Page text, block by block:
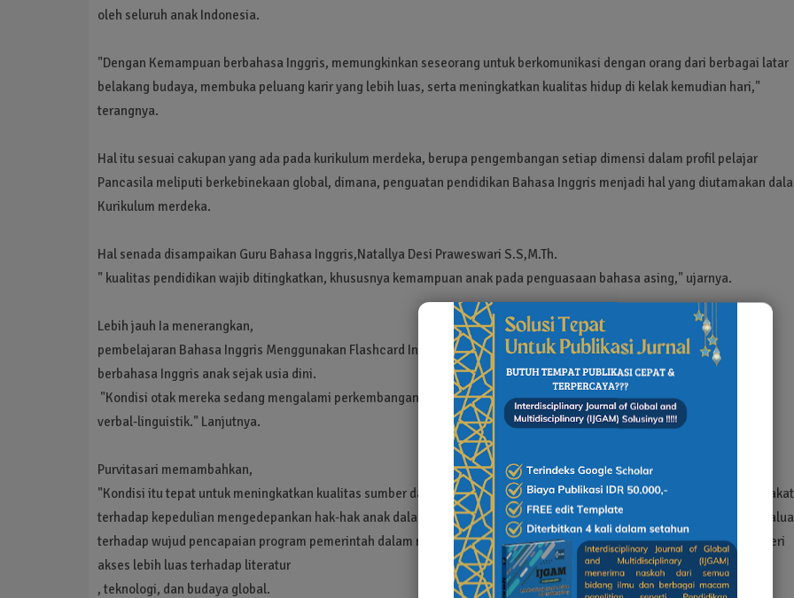
oleh seluruh anak Indonesia.
"Dengan Kemampuan berbahasa Inggris, memungkinkan seseorang untuk berkomunikasi dengan orang dari berbagai latar
belakang budaya, membuka peluang karir yang lebih luas, serta meningkatkan kualitas hidup di kelak kemudian hari,"
terangnya.
Hal itu sesuai cakupan yang ada pada kurikulum merdeka, berupa pengembangan setiap dimensi dalam profil pelajar
Pancasila meliputi berkebinekaan global, dimana, penguatan pendidikan Bahasa Inggris menjadi hal yang diutamakan
Kurikulum merdeka.
Hal senada disampaikan Guru Bahasa Inggris,Natallya Desi Praweswari S.S,M.Th.
" kualitas pendidikan wajib ditingkatkan, khususnya kemampuan anak pada penguasaan bahasa asing," ujarnya.
Lebih jauh Ia menerangkan,
pembelajaran Bahasa Inggris Menggunakan Flashcard Inggris-Indonesia” bertujuan untuk meningkatkan kemampuan
berbahasa Inggris anak sejak usia dini.
"Kondisi otak mereka sedang mengalami perkembangan pesat, dan fase paling efektif untuk mempelajari kemampuan
verbal-linguistik." Lanjutnya.
Purvitasari memambahkan,
"Kondisi itu tepat untuk meningkatkan kualitas sumber daya manusia secara optimal, meningkatkan kesadaran masyarakat
terhadap kepedulian mengedepankan hak-hak anak dalam berliterasi, menyediakan kemudahan akses belajar, serta
terhadap wujud pencapaian program pemerintah dalam mencerdaskan kehidupan bangsa, . Disamping itu dapat memberi
akses lebih luas terhadap literatur
, teknologi, dan budaya global.